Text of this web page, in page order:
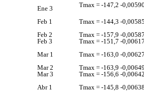
Ene 3
Tmax = -147,2 -
Feb 1
Tmax = -144,3 -
Feb 2
Tmax = -157,9 -
Feb 3
Tmax = -151,7 -
Mar 1
Tmax = -163,0 -
Mar 2
Tmax = -163,9 -
Mar 3
Tmax = -156,6 -
Abr 1
Tmax = -145,8 -